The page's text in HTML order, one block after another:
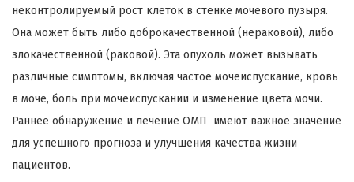
неконтролируемый рост клеток в стенке мочевого пузыря.
Она может быть либо доброкачественной (нераковой), либо
злокачественной (раковой). Эта опухоль может вызывать
различные симптомы, включая частое мочеиспускание, кровь
в моче, боль при мочеиспускании и изменение цвета мочи.
Раннее обнаружение и лечение ОМП имеют важное значение
для успешного прогноза и улучшения качества жизни
пациентов.